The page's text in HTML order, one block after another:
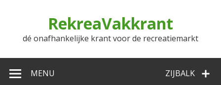
RekreaVakkrant
dé onafhankelijke krant voor de recreatiemarkt
ZIJBALK
MENU